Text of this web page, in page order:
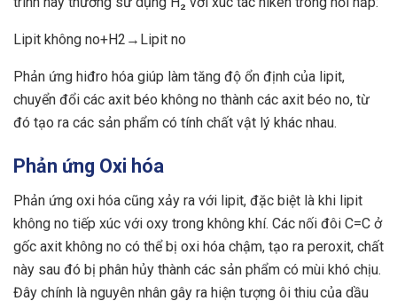
Lipit không no+H2​→Lipit no
Phản ứng hiđro hóa giúp làm tăng độ ổn định của lipit,
chuyển đổi các axit béo không no thành các axit béo no, từ
đó tạo ra các sản phẩm có tính chất vật lý khác nhau.
Phản ứng Oxi hóa
Phản ứng oxi hóa cũng xảy ra với lipit, đặc biệt là khi lipit
không no tiếp xúc với oxy trong không khí. Các nối đôi C=C ở
gốc axit không no có thể bị oxi hóa chậm, tạo ra peroxit, chất
này sau đó bị phân hủy thành các sản phẩm có mùi khó chịu.
Đây chính là nguyên nhân gây ra hiện tượng ôi thiu của dầu